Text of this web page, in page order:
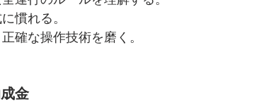
慣れる。
確な操作技術を磨く。
金